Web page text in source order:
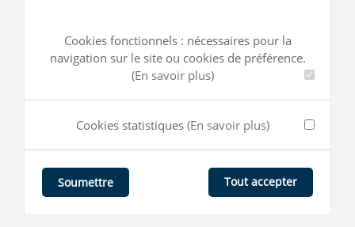
Cookies fonctionnels : nécessaires pour la
navigation sur le site ou cookies de préférence.
(En savoir plus)
Cookies statistiques (En savoir plus)
Soumettre Tout accepter